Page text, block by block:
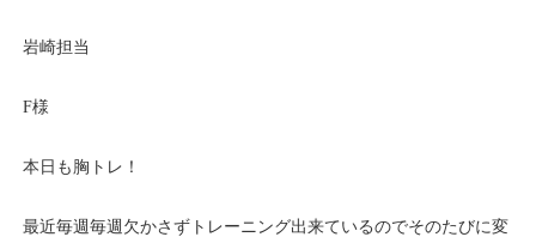
岩崎担当
F様
本日も胸トレ！
最近毎週毎週欠かさずトレーニング出来ているのでそのたびに変